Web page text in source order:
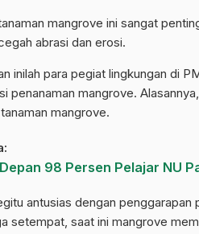
mangrove ini sangat
abrasi dan erosi.
inilah para pegiat lingkungan di
penanaman mangrove.
mangrove.
98 Persen Pelajar NU
antusias dengan
setempat, saat ini mangrove